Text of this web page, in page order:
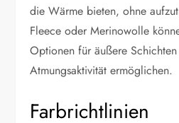
die Wärme bieten, ohne
Fleece oder Merinowolle
Optionen für äußere
Atmungsaktivität ermöglichen.
Farbrichtlinien